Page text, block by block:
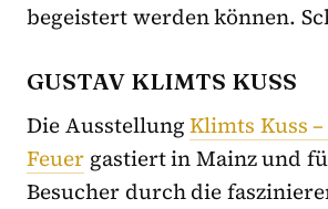
begeistert werden können.
GUSTAV KLIMTS KUSS
Die AusstellungKlimts Kuss
Feuer gastiert in Mainz und
Besucher durch die